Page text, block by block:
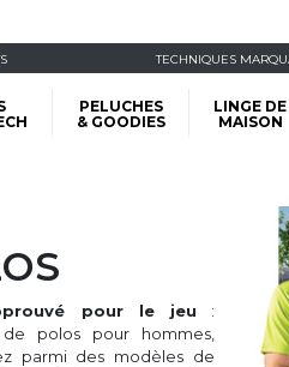
TECHNIQUES
PELUCHES
& GOODIES
LINGE DE
MAISON
pour le jeu :
polos pour hommes,
parmi des modèles de